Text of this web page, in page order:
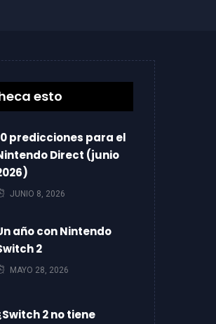
esto
predicciones para el
Direct (junio
JUNIO 8, 2026
año con Nintendo
2
MAYO 28, 2026
2 no tiene